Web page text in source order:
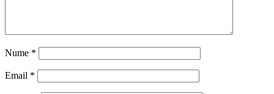
Nume *
Email *